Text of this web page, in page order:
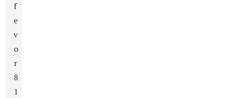
f
e
v
o
r
8
1